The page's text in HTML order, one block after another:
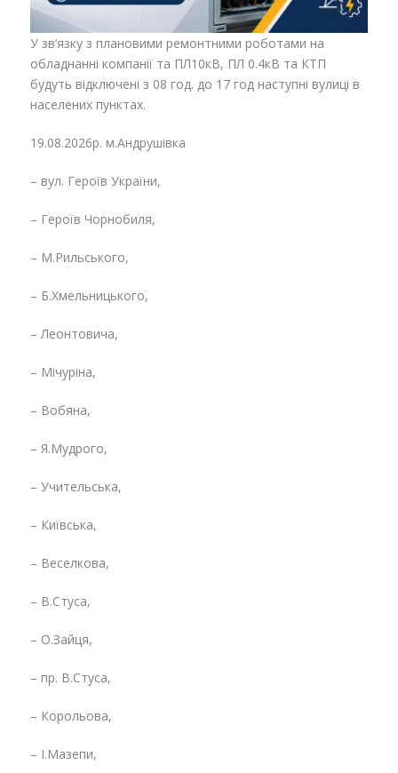
У зв’язку з плановими ремонтними роботами на
обладнанні компанії та ПЛ10кВ, ПЛ 0.4кВ та КТП
будуть відключені з 08 год. до 17 год наступні вулиці в
населених пунктах.
19.08.2026р. м.Андрушівка
– вул. Героїв України,
– Героїв Чорнобиля,
– М.Рильського,
– Б.Хмельницького,
– Леонтовича,
– Мічуріна,
– Вобяна,
– Я.Мудрого,
– Учительська,
– Київська,
– Веселкова,
– В.Стуса,
– О.Зайця,
– пр. В.Стуса,
– Корольова,
– І.Мазепи,